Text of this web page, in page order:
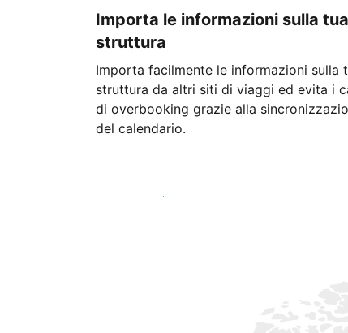
Importa le informazioni sulla tua
struttura
Importa facilmente le informazioni sulla
struttura da altri siti di viaggi ed evita i
di overbooking grazie alla
del calendario.
Inizia oggi stesso